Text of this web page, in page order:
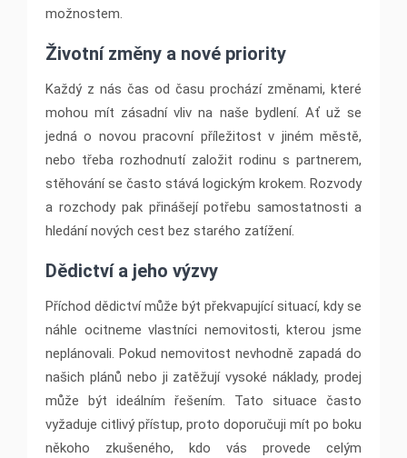
možnostem.
Životní změny a nové priority
Každý z nás čas od času prochází změnami, které
mohou mít zásadní vliv na naše bydlení. Ať už se
jedná o novou pracovní příležitost v jiném městě,
nebo třeba rozhodnutí založit rodinu s partnerem,
stěhování se často stává logickým krokem. Rozvody
a rozchody pak přinášejí potřebu samostatnosti a
hledání nových cest bez starého zatížení.
Dědictví a jeho výzvy
Příchod dědictví může být překvapující situací, kdy se
náhle ocitneme vlastníci nemovitosti, kterou jsme
neplánovali. Pokud nemovitost nevhodně zapadá do
našich plánů nebo ji zatěžují vysoké náklady, prodej
může být ideálním řešením. Tato situace často
vyžaduje citlivý přístup, proto doporučuji mít po boku
někoho zkušeného, kdo vás provede celým